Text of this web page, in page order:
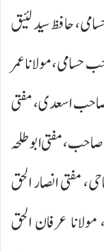
حافظ سید لئیق
مولانا عمر
اسعدی، مفتی
مفتی ابو طلحہ
مفتی انصار الحق
عرفان الحق